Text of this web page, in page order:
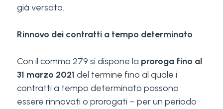
già versato.
Rinnovo dei contratti a tempo determinato
Con il comma 279 si dispone la proroga fino al
31 marzo 2021 del termine fino al quale i
contratti a tempo determinato possono
essere rinnovati o prorogati – per un periodo